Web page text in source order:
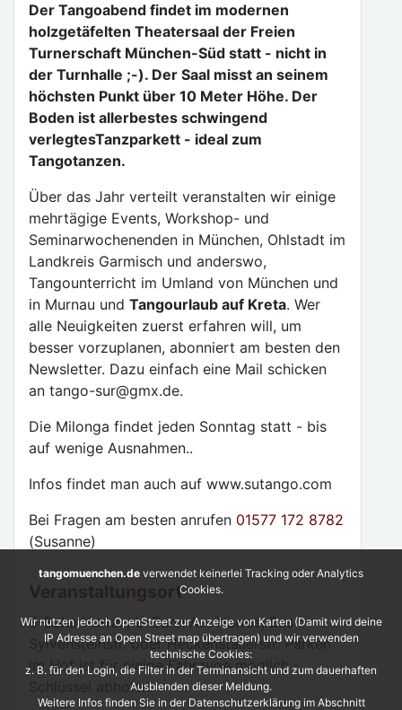
Der Tangoabend findet im modernen
holzgetäfelten Theatersaal der Freien
Turnerschaft München-Süd statt - nicht in
der Turnhalle ;-). Der Saal misst an seinem
höchsten Punkt über 10 Meter Höhe. Der
Boden ist allerbestes schwingend
verlegtesTanzparkett - ideal zum
Tangotanzen.
Über das Jahr verteilt veranstalten wir einige
mehrtägige Events, Workshop- und
Seminarwochenenden in München, Ohlstadt im
Landkreis Garmisch und anderswo,
Tangounterricht im Umland von München und
in Murnau und Tangourlaub auf Kreta. Wer
alle Neuigkeiten zuerst erfahren will, um
besser vorzuplanen, abonniert am besten den
Newsletter. Dazu einfach eine Mail schicken
an tango-sur@gmx.de.
Die Milonga findet jeden Sonntag statt - bis
auf wenige Ausnahmen..
Infos findet man auch auf www.sutango.com
Bei Fragen am besten anrufen 01577 172 8782
(Susanne)
Veranstaltungsort
S-Bahn Harras, U-Bahn Am Harras, Bus
Sylvensteinstr. oder Heckenstallerstr. Parken
im Hof ist für einige Fahrzuge möglich -
Schlüssel abholen.
tangomuenchen.de verwendet keinerlei Tracking oder Analytics
Cookies.
Wir nutzen jedoch OpenStreet zur Anzeige von Karten (Damit wird deine
IP Adresse an Open Street map übertragen) und wir verwenden
technische Cookies:
z. B. für den Login, die Filter in der Terminansicht und zum dauerhaften
Ausblenden dieser Meldung.
Weitere Infos finden Sie in der Datenschutzerklärung im Abschnitt